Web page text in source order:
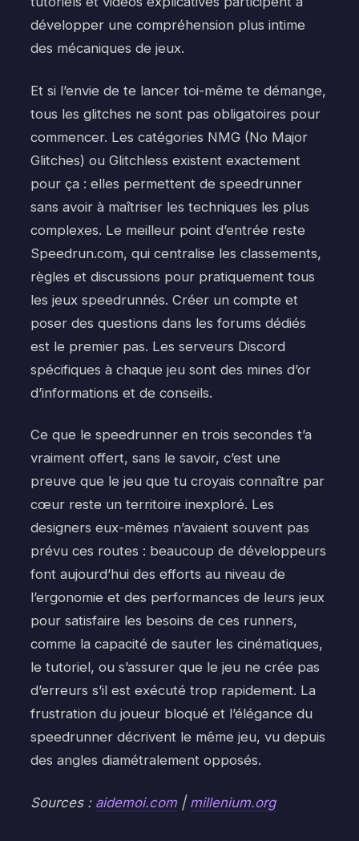
développer une compréhension plus intime
des mécaniques de jeux.
Et si l’envie de te lancer toi-même te démange,
tous les glitches ne sont pas obligatoires pour
commencer. Les catégories NMG (No Major
Glitches) ou Glitchless existent exactement
pour ça : elles permettent de speedrunner
sans avoir à maîtriser les techniques les plus
complexes. Le meilleur point d’entrée reste
Speedrun.com, qui centralise les classements,
règles et discussions pour pratiquement tous
les jeux speedrunnés. Créer un compte et
poser des questions dans les forums dédiés
est le premier pas. Les serveurs Discord
spécifiques à chaque jeu sont des mines d’or
d’informations et de conseils.
Ce que le speedrunner en trois secondes t’a
vraiment offert, sans le savoir, c’est une
preuve que le jeu que tu croyais connaître par
cœur reste un territoire inexploré. Les
designers eux-mêmes n’avaient souvent pas
prévu ces routes : beaucoup de développeurs
font aujourd’hui des efforts au niveau de
l’ergonomie et des performances de leurs jeux
pour satisfaire les besoins de ces runners,
comme la capacité de sauter les cinématiques,
le tutoriel, ou s’assurer que le jeu ne crée pas
d’erreurs s’il est exécuté trop rapidement. La
frustration du joueur bloqué et l’élégance du
speedrunner décrivent le même jeu, vu depuis
des angles diamétralement opposés.
Sources : aidemoi.com | millenium.org